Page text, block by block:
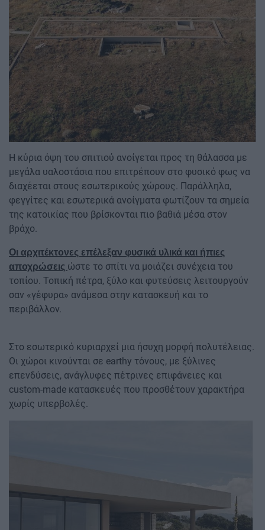
Η κύρια όψη του σπιτιού ανοίγεται προς τη θάλασσα με
μεγάλα υαλοστάσια που επιτρέπουν στο φυσικό φως να
διαχέεται στους εσωτερικούς χώρους. Παράλληλα,
φεγγίτες και εσωτερικά ανοίγματα φωτίζουν τα σημεία
της κατοικίας που βρίσκονται πιο βαθιά μέσα στον
βράχο.
Οι αρχιτέκτονες επέλεξαν φυσικά υλικά και ήπιες
αποχρώσεις ώστε το σπίτι να μοιάζει συνέχεια του
τοπίου. Τοπική πέτρα, ξύλο και φυτεύσεις λειτουργούν
σαν «γέφυρα» ανάμεσα στην κατασκευή και το
περιβάλλον.
Στο εσωτερικό κυριαρχεί μια ήσυχη μορφή πολυτέλειας.
Οι χώροι κινούνται σε earthy τόνους, με ξύλινες
επενδύσεις, ανάγλυφες πέτρινες επιφάνειες και
custom-made κατασκευές που προσθέτουν χαρακτήρα
χωρίς υπερβολές.